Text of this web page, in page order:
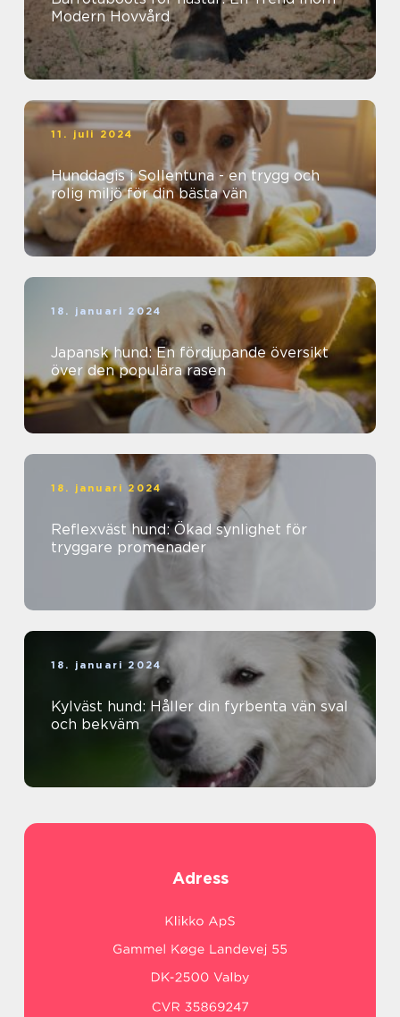
Modern Hovvård
11. juli 2024
Hunddagis i Sollentuna - en trygg och
rolig miljö för din bästa vän
18. januari 2024
Japansk hund: En fördjupande översikt
över den populära rasen
18. januari 2024
Reflexväst hund: Ökad synlighet för
tryggare promenader
18. januari 2024
Kylväst hund: Håller din fyrbenta vän sval
och bekväm
Adress